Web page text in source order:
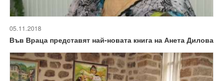
05.11.2018
Във Враца представят най-новата книга на Анета Дилова